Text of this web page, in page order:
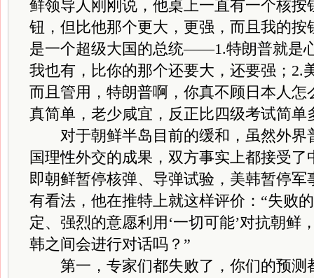
鲜领导人刚刚说，他桌上一直有一个核按
钮，但比他那个更大，更强，而且我的按
是一个超级大国的总统——1.特朗普就是
我也有，比你的那个还要大，还要强；2.
而且管用，特朗普啊，你真不顾日本人怎
真简单，老少咸宜，反正比四级考试简单
对于朝鲜半岛目前的缓和，虽然外界
国理性外交的成果，双方事实上都接受了
即朝鲜暂停核弹、导弹试验，美韩暂停军
有看法，他在推特上就这样评价：“失败
定、强烈的意愿利用‘一切可能’对抗朝鲜
韩之间会进行对话吗？”
第一，专家们都失败了，你们的预测